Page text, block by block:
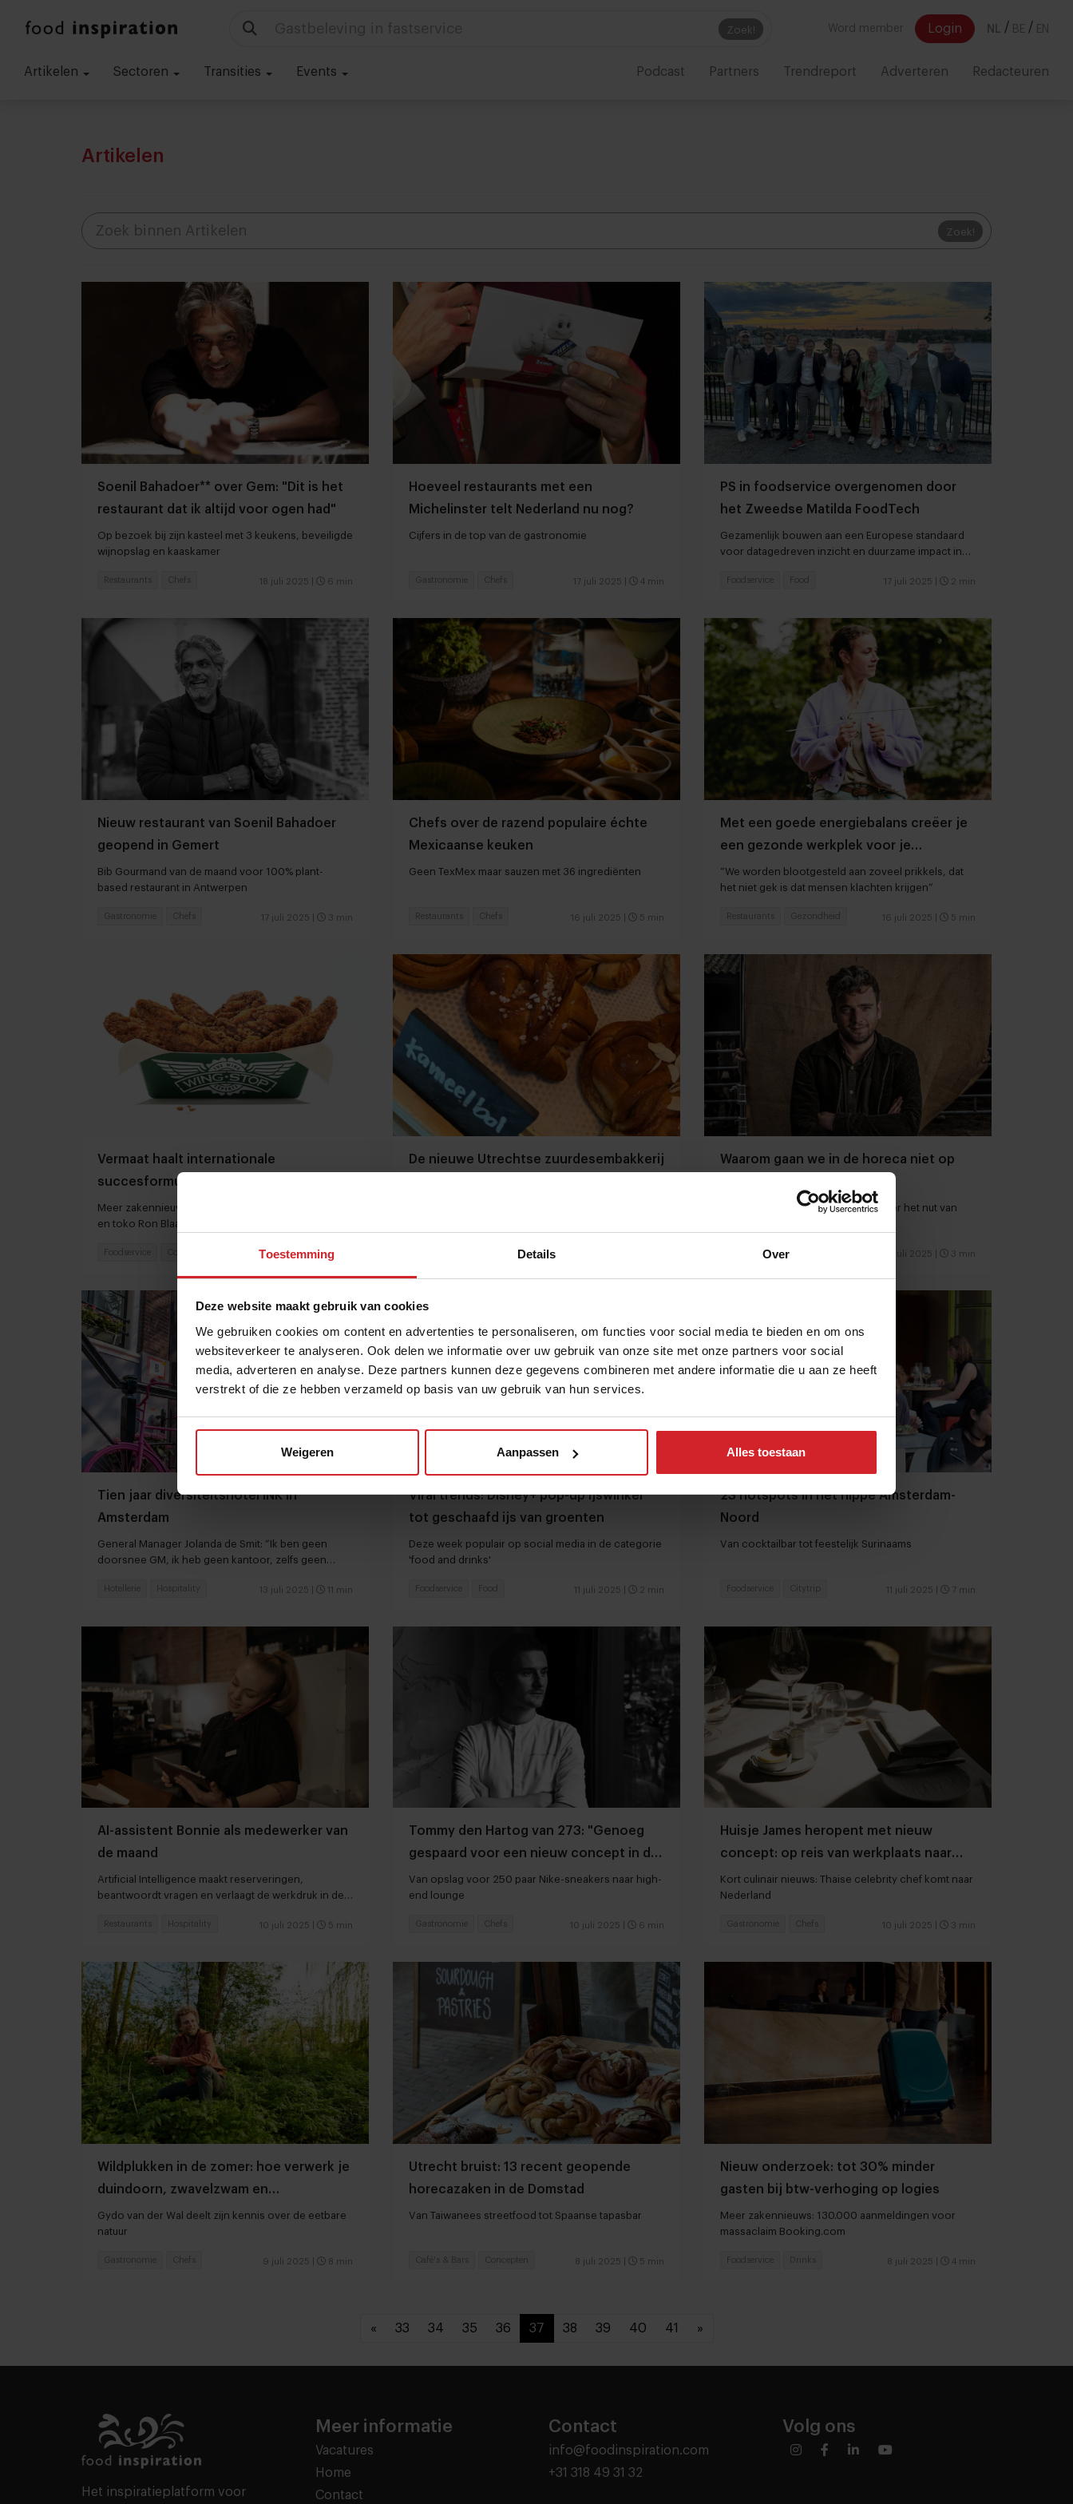
Toestemming Details Over
Deze website maakt gebruik van cookies
We gebruiken cookies om content en advertenties te personaliseren, om functies voor social media te bieden en om ons
websiteverkeer te analyseren. Ook delen we informatie over uw gebruik van onze site met onze partners voor social
media, adverteren en analyse. Deze partners kunnen deze gegevens combineren met andere informatie die u aan ze heeft
verstrekt of die ze hebben verzameld op basis van uw gebruik van hun services.
Weigeren Aanpassen Alles toestaan
Zoek!
Technologie in foodservice Word member Login NL / BE / EN
Artikelen Sectoren Transities Events Podcast Partners Trendreport Adverteren Redacteuren
Artikelen
Zoek!
Soenil Bahadoer** over Gem: "Dit is het
restaurant dat ik altijd voor ogen had"
Op bezoek bij zijn kasteel met 3 keukens, beveiligde
wijnopslag en kaaskamer
18 juli 2025 6 min
Restaurants Chefs
Hoeveel restaurants met een
Michelinster telt Nederland nu nog?
Cijfers in de top van de gastronomie
17 juli 2025 4 min
Gastronomie Chefs
PS in foodservice overgenomen door
het Zweedse Matilda FoodTech
Gezamenlijk bouwen aan een Europese standaard
voor datagedreven inzicht en duurzame impact in
17 juli 2025 2 min
Foodservice Food
Nieuw restaurant van Soenil Bahadoer
geopend in Gemert
Bib Gourmand van de maand voor 100% plant-
based restaurant in Antwerpen
17 juli 2025 3 min
Gastronomie Chefs
Chefs over de razend populaire échte
Mexicaanse keuken
Geen TexMex maar sauzen met 36 ingrediënten
16 juli 2025 5 min
Restaurants Chefs
Met een goede energiebalans creëer je
een gezonde werkplek voor je
medewerkers
“We worden blootgesteld aan zoveel prikkels, dat
het niet gek is dat mensen klachten krijgen”
16 juli 2025 5 min
Restaurants Gezondheid
Vermaat haalt internationale
succesformule Wingstop naar
Nederland
Meer zakennieuws: nieuw capsulehotel Den Haag
en toko Ron Blaauw
15 juli 2025| 4 min
Foodservice
De nieuwe Utrechtse zuurdesembakkerij
Duurzaamheid
Waarom gaan we in de horeca niet op
Horecaondernemer Wim Ballieu over het nut van
14 juli 2025 3 min
Restaurants
Tien jaar diversiteitshotel INK in
Amsterdam
General Manager Jolanda de Smit: “Ik ben geen
doorsnee GM, ik heb geen kantoor, zelfs geen
13 juli 2025 11 min
Hotellerie Hospitality
Viral trends: Disney+ pop-up ijswinkel
tot geschaafd ijs van groenten
Deze week populair op social media in de categorie
'food and drinks'
11 juli 2025 2 min
Foodservice Food
23 hotspots in het hippe Amsterdam-
Noord
Van cocktailbar tot feestelijk Surinaams
11 juli 2025 7 min
Foodservice Citytrip
AI-assistent Bonnie als medewerker van
de maand
Artificial Intelligence maakt reserveringen,
beantwoordt vragen en verlaagt de werkdruk in de
10 juli 2025 5 min
Restaurants Hospitality
Tommy den Hartog van 273: "Genoeg
gespaard voor een nieuw concept in de
werfkelder"
Van opslag voor 250 paar Nike-sneakers naar high-
end lounge
10 juli 2025 6 min
Gastronomie Chefs
Huisje James heropent met nieuw
concept: op reis van werkplaats naar
restaurant
Kort culinair nieuws: Thaise celebrity chef komt naar
Nederland
10 juli 2025 3 min
Gastronomie Chefs
Wildplukken in de zomer: hoe verwerk je
duindoorn, zwavelzwam en
moerasspirea?
Gydo van der Wal deelt zijn kennis over de eetbare
natuur
9 juli 2025 8 min
Gastronomie Chefs
Utrecht bruist: 13 recent geopende
horecazaken in de Domstad
Van Taiwanees streetfood tot Spaanse tapasbar
8 juli 2025 5 min
Café's & Bars Concepten
Nieuw onderzoek: tot 30% minder
gasten bij btw-verhoging op logies
Meer zakennieuws: 130.000 aanmeldingen voor
massaclaim Booking.com
8 juli 2025 4 min
Foodservice Drinks
« 33 34 35 36 37 38 39 40 41 »
Het inspiratieplatform voor
Meer informatie
Vacatures
Home
Contact
Contact
info@foodinspiration.com
+31 318 49 31 32
Volg ons